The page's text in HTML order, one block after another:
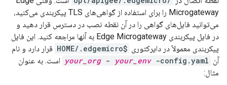
Microgateway را برای استفاده از گواهی‌های TLS پیکربندی می‌کنید،
می‌توانید فایل‌های گواهی را در آن نقطه نصب در دسترس قرار دهید و
در فایل پیکربندی Edge Microgateway به آنها مراجعه کنید. این فایل
پیکربندی معمولاً در دایرکتوری $HOME/.edgemicro
قرار دارد و نام
آن
your_org- your_env-config.yaml
است. به عنوان
مثال: